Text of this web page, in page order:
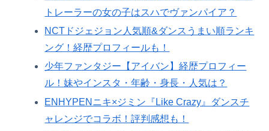
トレーラーの女の子はスハでヴァンパイア？
NCTドジェジョン人気順&ダンスうまい順ランキ
ング！経歴プロフィールも！
少年ファンタジー【アイバン】経歴プロフィー
ル！妹やインスタ・年齢・身長・人気は？
ENHYPENニキ×ジミン『Like Crazy』ダンスチ
ャレンジでコラボ！評判感想も！